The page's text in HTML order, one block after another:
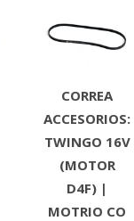
CORREA
ACCESORIOS:
TWINGO 16V
(MOTOR
D4F) |
MOTRIO CO